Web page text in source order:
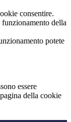
consentire.
della
potete
essere
della cookie